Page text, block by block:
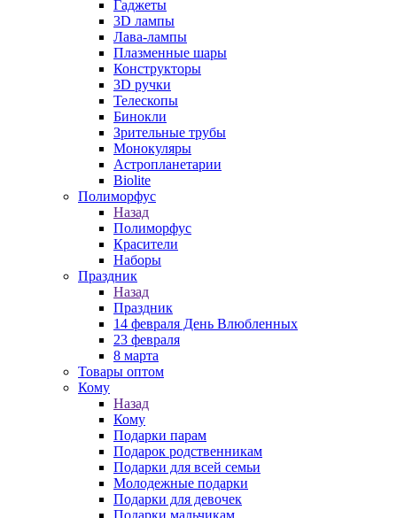
Гаджеты
3D лампы
Лава-лампы
Плазменные шары
Конструкторы
3D ручки
Телескопы
Бинокли
Зрительные трубы
Монокуляры
Астропланетарии
Biolite
Полиморфус
Назад
Полиморфус
Красители
Наборы
Праздник
Назад
Праздник
14 февраля День Влюбленных
23 февраля
8 марта
Товары оптом
Кому
Назад
Кому
Подарки парам
Подарок родственникам
Подарки для всей семьи
Молодежные подарки
Подарки для девочек
Подарки мальчикам